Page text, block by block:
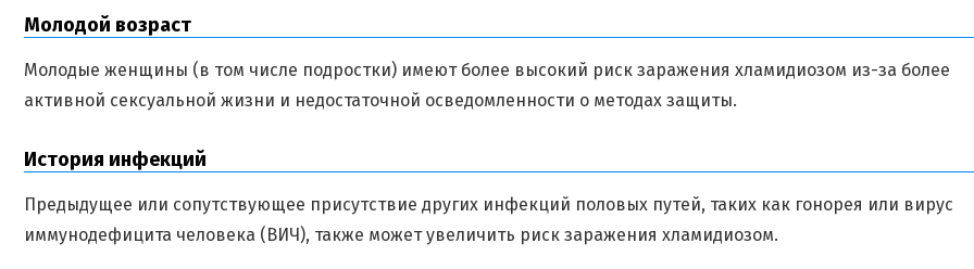
Молодой возраст
Молодые женщины (в том числе подростки) имеют более высокий риск заражения хламидиозом из-за более
активной сексуальной жизни и недостаточной осведомленности о методах защиты.
История инфекций
Предыдущее или сопутствующее присутствие других инфекций половых путей, таких как гонорея или вирус
иммунодефицита человека (ВИЧ), также может увеличить риск заражения хламидиозом.